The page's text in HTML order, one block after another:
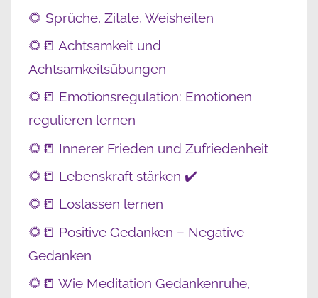
🌻 Sprüche, Zitate, Weisheiten
🌻📒 Achtsamkeit und
Achtsamkeitsübungen
🌻📒 Emotionsregulation: Emotionen
regulieren lernen
🌻📒 Innerer Frieden und Zufriedenheit
🌻📒 Lebenskraft stärken ✔️
🌻📒 Loslassen lernen
🌻📒 Positive Gedanken – Negative
Gedanken
🌻📒 Wie Meditation Gedankenruhe,